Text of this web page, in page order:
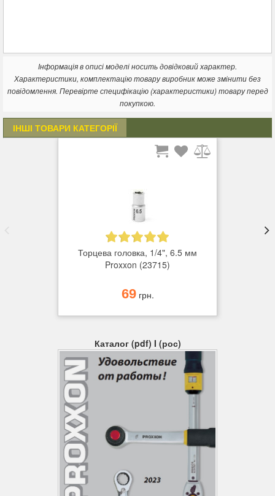
Інформація в описі моделі носить довідковий характер.
Характеристики, комплектацію товару виробник може змінити без
повідомлення. Перевірте специфікацію (характеристики) товару перед
покупкою.
ІНШІ ТОВАРИ КАТЕГОРІЇ
Торцева головка, 1/4", 6.5 мм
Proxxon (23715)
69грн.
Каталог (pdf) I (рос)